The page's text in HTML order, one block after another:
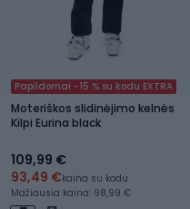
Papildomai -15 % su kodu EXTRA
Moteriškos slidinėjimo kelnės
Kilpi Eurina black
109,99 €
93,49 €kaina su kodu
Mažiausia kaina: 98,99 €